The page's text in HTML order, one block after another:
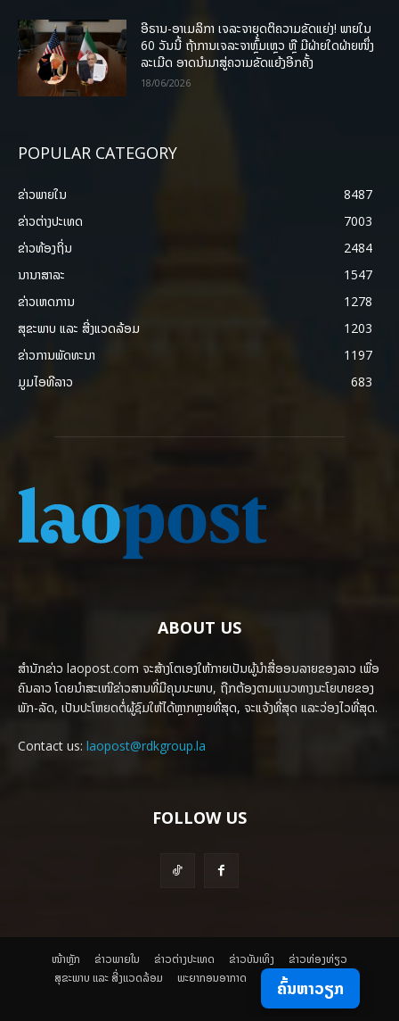
ອີຣານ-ອາເມລິກາ ເຈລະຈາຍຸດຕິຄວາມຂັດແຍ່ງ! ພາຍໃນ
60 ວັນນີ້ ຖ້າການເຈລະຈາຫຼົ້ມເຫຼວ ຫຼື ມີຝ່າຍໃດຝ່າຍໜຶ່ງ
ລະເມີດ ອາດນໍາມາສູ່ຄວາມຂັດແຍ້ງອີກຄັ້ງ
18/06/2026
POPULAR CATEGORY
ຂ່າວພາຍ​ໃນ
8487
ຂ່າວຕ່າງປະເທດ
7003
ຂ່າວທ້ອງຖິ່ນ
2484
ນານາສາລະ
1547
ຂ່າວເຫດການ
1278
ສຸຂະພາບ ແລະ ສີ່ງແວດລ້ອມ
1203
ຂ່າວການພັດທະນາ
1197
ມູມໄອທີລາວ
683
ABOUT US
ສຳນັກຂ່າວ laopost.com ຈະສ້າງໂຕເອງໃຫ້ກາຍເປັນຜູ້ນຳສື່ອອນລາຍຂອງລາວ ເພື່ອ
ຄົນລາວ ໂດຍນຳສະເໜີຂ່າວສານທີ່ມີຄຸນນະພາບ, ຖືກຕ້ອງຕາມແນວທາງນະໂຍບາຍຂອງ
ພັກ-ລັດ, ເປັນປະໂຫຍດຕໍ່ຜູ້ຊົມໃຫ້ໄດ້ຫຼາກຫຼາຍທີ່ສຸດ, ຈະແຈ້ງທີ່ສຸດ ແລະວ່ອງໄວທີ່ສຸດ.
Contact us: laopost@rdkgroup.la
FOLLOW US
ໜ້າຫຼັກ ຂ່າວພາຍ​ໃນ ຂ່າວຕ່າງປະເທດ ​ຂ່າວບັນເທິງ
​ຂ່າວທ່ອງທ່ຽວ
ສຸຂະພາບ ແລະ ສີ່ງແວດລ້ອມ
ພະຍາກອນອາກາດ ຄົ້ນຫາວຽກ